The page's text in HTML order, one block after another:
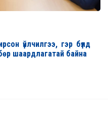
үйлчилгээ, гэр бүлд
шаардлагатай байна